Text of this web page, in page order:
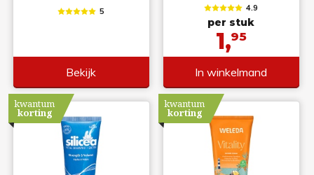
5
Bekijk
4.9
per stuk
1,95
In winkelmand
kwantum
korting
kwantum
korting